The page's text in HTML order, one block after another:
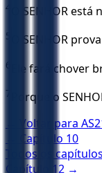
4 O SENHOR
5 O SENHOR
6 Ele fará chover
7
Porque o
← Voltar para
← Capítulo 10
Todos os capítulos
Capítulo
12 →